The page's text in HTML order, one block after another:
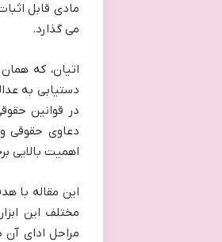
مادی قابل
می گذارد.
اتیان، که
دستیابی به
در قوانین
دعاوی حقوقی
اهمیت بالایی
این مقاله با
مختلف این
مراحل ادای آن